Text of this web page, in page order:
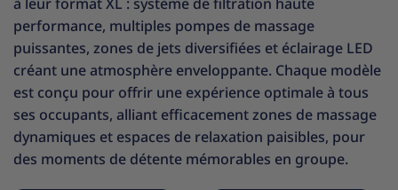
performance, multiples pompes de massage
puissantes, zones de jets diversifiées et éclairage LED
créant une atmosphère enveloppante. Chaque modèle
est conçu pour offrir une expérience optimale à tous
ses occupants, alliant efficacement zones de massage
dynamiques et espaces de relaxation paisibles, pour
des moments de détente mémorables en groupe.